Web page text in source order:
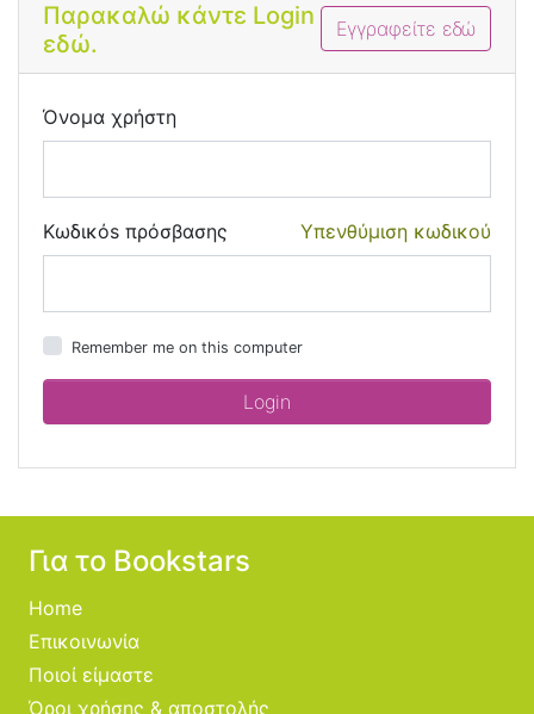
Εγγραφείτε εδώ
Παρακαλώ κάντε Login
εδώ.
Όνομα χρήστη
Υπενθύμιση κωδικού
Κωδικόs πρόσβασης
Remember me on this computer
Για το Bookstars
Home
Επικοινωνία
Ποιοί είμαστε
Όροι χρήσης & αποστολής